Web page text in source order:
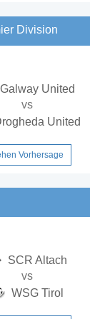
Division
Galway United
vs
United
Vorhersage
SCR Altach
vs
WSG Tirol